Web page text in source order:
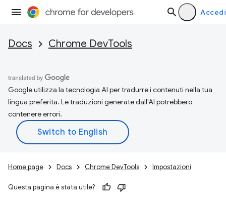
Accedi
Docs Chrome DevTools
Google utilizza la tecnologia AI per tradurre i contenuti nella tua
lingua preferita. Le traduzioni generate dall'AI potrebbero
contenere errori.
Home page Docs Chrome DevTools Impostazioni
Questa pagina è stata utile?